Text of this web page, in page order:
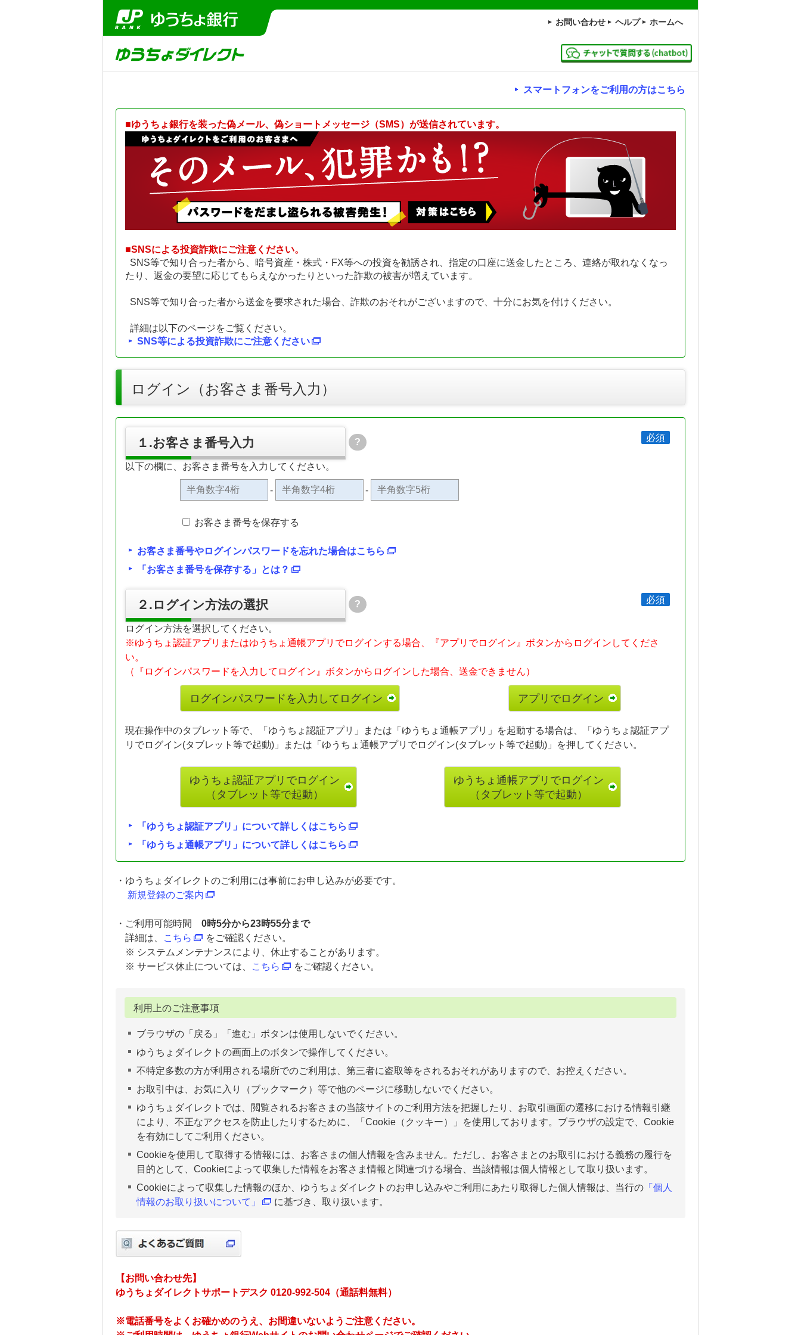
お問い合わせ ヘルプ ホームへ
スマートフォンをご利用の方はこちら
■ゆうちょ銀行を装った偽メール、偽ショートメッセージ（SMS）が送信されています。
■SNSによる投資詐欺にご注意ください。
SNS等で知り合った者から、暗号資産・株式・FX等への投資を勧誘され、指定の口座に送金したところ、連絡が取れなくなっ
たり、返金の要望に応じてもらえなかったりといった詐欺の被害が増えています。
SNS等で知り合った者から送金を要求された場合、詐欺のおそれがございますので、十分にお気を付けください。
詳細は以下のページをご覧ください。
SNS等による投資詐欺にご注意ください
ログイン（お客さま番号入力）
１.お客さま番号入力 ? 必須
以下の欄に、お客さま番号を入力してください。
- -
お客さま番号を保存する
お客さま番号やログインパスワードを忘れた場合はこちら
「お客さま番号を保存する」とは？
２.ログイン方法の選択 ? 必須
ログイン方法を選択してください。
※ゆうちょ認証アプリまたはゆうちょ通帳アプリでログインする場合、『アプリでログイン』ボタンからログインしてくださ
い。
（『ログインパスワードを入力してログイン』ボタンからログインした場合、送金できません）
現在操作中のタブレット等で、「ゆうちょ認証アプリ」または「ゆうちょ通帳アプリ」を起動する場合は、「ゆうちょ認証アプ
リでログイン(タブレット等で起動)」または「ゆうちょ通帳アプリでログイン(タブレット等で起動)」を押してください。
ゆうちょ認証アプリでログイン
（タブレット等で起動）
ゆうちょ通帳アプリでログイン
（タブレット等で起動）
「ゆうちょ認証アプリ」について詳しくはこちら
「ゆうちょ通帳アプリ」について詳しくはこちら
・ゆうちょダイレクトのご利用には事前にお申し込みが必要です。
新規登録のご案内
・ご利用可能時間 0時5分から23時55分まで
詳細は、
こちら
をご確認ください。
※ システムメンテナンスにより、休止することがあります。
※ サービス休止については、
こちら をご確認ください。
利用上のご注意事項
ブラウザの「戻る」「進む」ボタンは使用しないでください。
ゆうちょダイレクトの画面上のボタンで操作してください。
不特定多数の方が利用される場所でのご利用は、第三者に盗取等をされるおそれがありますので、お控えください。
お取引中は、お気に入り（ブックマーク）等で他のページに移動しないでください。
ゆうちょダイレクトでは、閲覧されるお客さまの当該サイトのご利用方法を把握したり、お取引画面の遷移における情報引継
により、不正なアクセスを防止したりするために、「Cookie（クッキー）」を使用しております。ブラウザの設定で、Cookie
を有効にしてご利用ください。
Cookieを使用して取得する情報には、お客さまの個人情報を含みません。ただし、お客さまとのお取引における義務の履行を
目的として、Cookieによって収集した情報をお客さま情報と関連づける場合、当該情報は個人情報として取り扱います。
Cookieによって収集した情報のほか、ゆうちょダイレクトのお申し込みやご利用にあたり取得した個人情報は、当行の 「個人
情報のお取り扱いについて」
に基づき、取り扱います。
【お問い合わせ先】
ゆうちょダイレクトサポートデスク 0120-992-504（通話料無料）
※電話番号をよくお確かめのうえ、お間違いないようご注意ください。